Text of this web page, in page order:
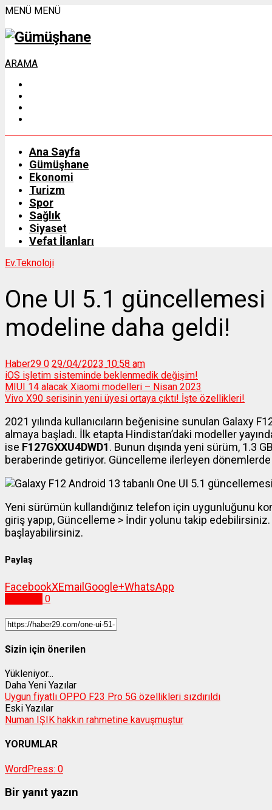
MENÜ MENÜ
ARAMA
Ana Sayfa
Gümüşhane
Ekonomi
Turizm
Spor
Sağlık
Siyaset
Vefat İlanları
Ev.Teknoloji
One UI 5.1
modeline daha geldi!
Haber29 0 29/04/2023 10:58 am
iOS işletim sisteminde beklenmedik değişim!
MIUI 14 alacak Xiaomi modelleri – Nisan 2023
Vivo X90 serisinin yeni üyesi ortaya çıktı! İşte özellikleri!
2021 yılında kullanıcıların beğenisine sunulan Galaxy
almaya başladı. İlk etapta Hindistan’daki modeller
ise F127GXXU4DWD1. Bunun dışında yeni sürüm, 1.3
beraberinde getiriyor. Güncelleme ilerleyen
Yeni sürümün kullandığınız telefon için uygunluğunu
giriş yapıp, Güncelleme > İndir yolunu takip
başlayabilirsiniz.
Paylaş
FacebookXEmail Google+WhatsApp
0
Sizin için önerilen
Yükleniyor...
Daha Yeni Yazılar
Uygun fiyatlı OPPO F23 Pro 5G özellikleri sızdırıldı
Eski Yazılar
Numan IŞIK hakkın rahmetine kavuşmuştur
YORUMLAR
WordPress: 0
Bir yanıt yazın